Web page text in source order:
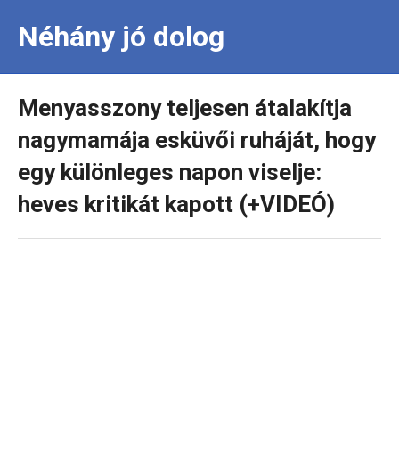
Néhány jó dolog
Menyasszony teljesen átalakítja
nagymamája esküvői ruháját, hogy
egy különleges napon viselje:
heves kritikát kapott (+VIDEÓ)